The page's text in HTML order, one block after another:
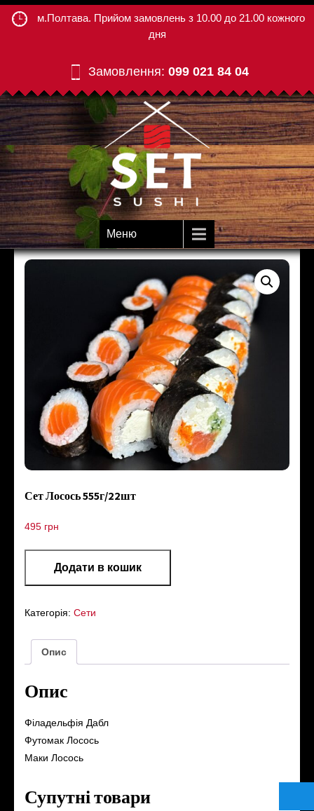
м.Полтава. Прийом замовлень з 10.00 до 21.00 кожного
дня
Замовлення: 099 021 84 04
Меню
Сет Лосось 555г/22шт
495 грн
Додати в кошик
Категорія: Сети
Опис
Опис
Філадельфія Дабл
Футомак Лосось
Маки Лосось
Супутні товари